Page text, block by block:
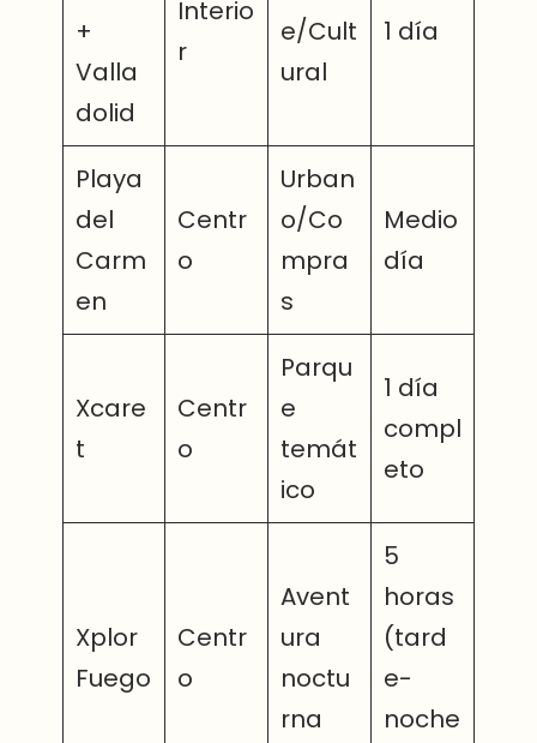
+
Valla
dolid
Interio
r
e/Cult
ural
1 día
Playa
del
Carm
en
Centr
o
Urban
o/Co
mpra
s
Medio
día
Xcare
t
Centr
o
Parqu
e
temát
ico
1 día
compl
eto
Xplor
Fuego
Centr
o
Avent
ura
noctu
rna
5
horas
(tard
e-
noche